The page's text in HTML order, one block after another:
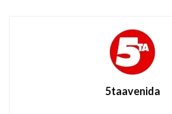
5taavenida